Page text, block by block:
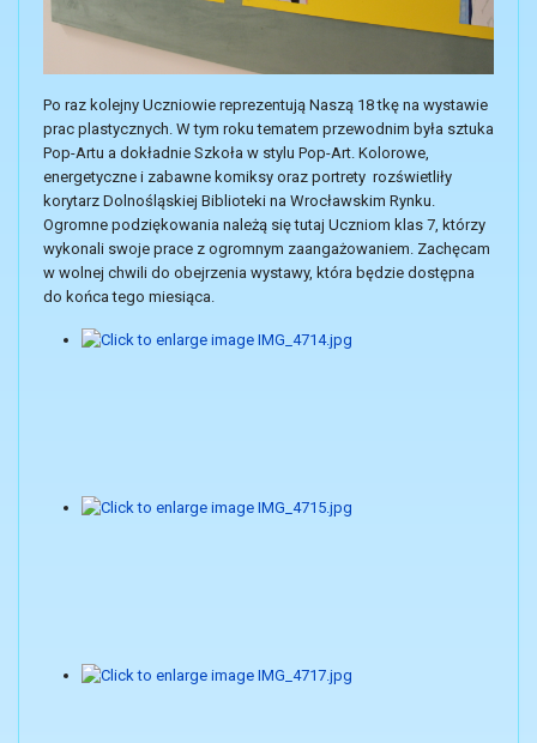
Po raz kolejny Uczniowie reprezentują Naszą 18 tkę na wystawie
prac plastycznych. W tym roku tematem przewodnim była sztuka
Pop-Artu a dokładnie Szkoła w stylu Pop-Art. Kolorowe,
energetyczne i zabawne komiksy oraz portrety rozświetliły
korytarz Dolnośląskiej Biblioteki na Wrocławskim Rynku.
Ogromne podziękowania należą się tutaj Uczniom klas 7, którzy
wykonali swoje prace z ogromnym zaangażowaniem. Zachęcam
w wolnej chwili do obejrzenia wystawy, która będzie dostępna
do końca tego miesiąca.